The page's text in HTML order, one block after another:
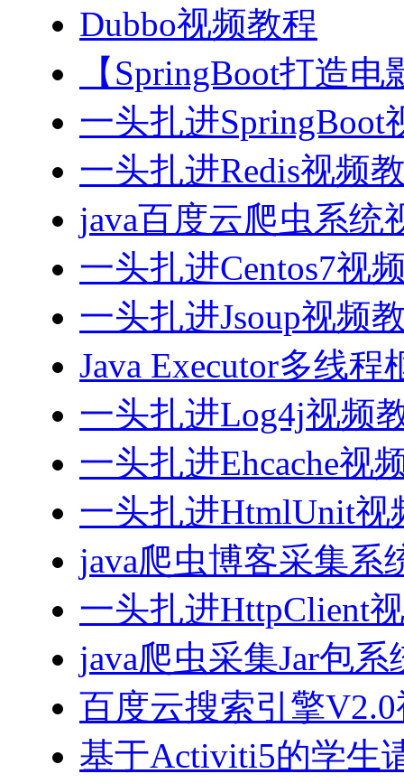
Dubbo视频教程
【SpringBoot打造
一头扎进SpringBoot
一头扎进Redis视频
java百度云爬虫系统
一头扎进Centos7视
一头扎进Jsoup视频
Java Executor多线
一头扎进Log4j视频
一头扎进Ehcache视
一头扎进HtmlUnit视
java爬虫博客采集系
一头扎进HttpClient
java爬虫采集Jar包
百度云搜索引擎
基于Activiti5的学生